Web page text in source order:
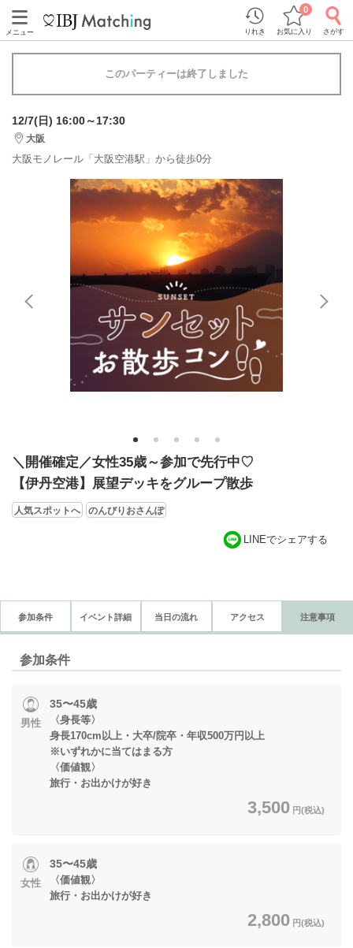
メニュー りれき お気に入り
0
さがす
このパーティーは終了しました
12/7(日) 16:00～17:30
大阪
大阪モノレール「大阪空港駅」から徒歩0分
1 2 3 4 5
＼開催確定／女性35歳～参加で先行中♡
【伊丹空港】展望デッキをグループ散歩
人気スポットへ のんびりおさんぽ
LINEでシェアする
参加条件 イベント詳細 当日の流れ アクセス 注意事項
参加条件
男性
35〜45歳
〈身長等〉
身長170cm以上・大卒/院卒・年収500万円以上
※いずれかに当てはまる方
〈価値観〉
旅行・お出かけが好き
3,500 円(税込)
女性
35〜45歳
〈価値観〉
旅行・お出かけが好き
2,800 円(税込)